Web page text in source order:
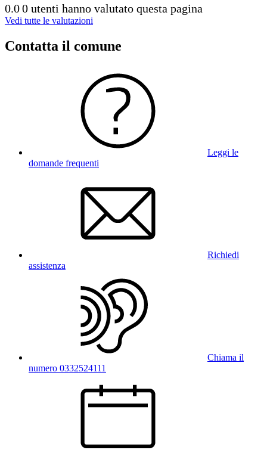
0.00 utenti hanno valutato questa pagina
Vedi tutte le valutazioni
Contatta il comune
Leggi le
domande frequenti
Richiedi
assistenza
Chiama il
numero 0332524111